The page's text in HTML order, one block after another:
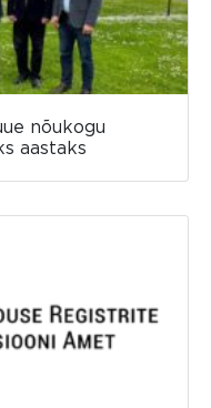
nõukogu
aastaks